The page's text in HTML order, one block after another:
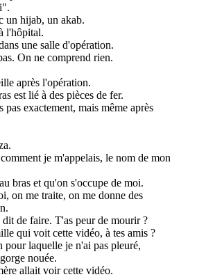
un hijab, un akab.
l'hôpital.
une salle d'opération.
On ne comprend rien.
après l'opération.
est lié à des pièces de fer.
pas exactement, mais même après
je m'appelais, le nom de mon
bras et qu'on s'occupe de moi.
on me traite, on me donne des
de faire. T'as peur de mourir ?
qui voit cette vidéo, à tes amis ?
pour laquelle je n'ai pas pleuré,
nouée.
allait voir cette vidéo.